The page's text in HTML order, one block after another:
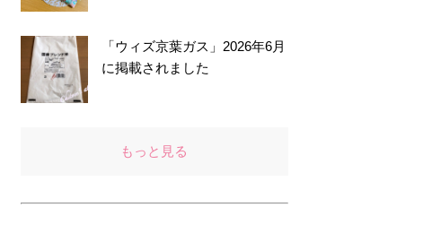
「ウィズ京葉ガス」2026年6月
に掲載されました
もっと見る